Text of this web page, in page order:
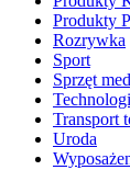
Produkty
Rozrywka
Sport
Sprzęt
Transport
Uroda